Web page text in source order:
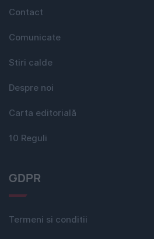
Contact
Comunicate
Stiri calde
Despre noi
Carta editorială
10 Reguli
GDPR
Termeni si conditii